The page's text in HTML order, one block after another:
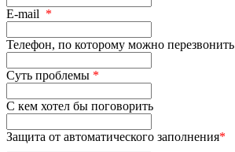
E-mail *
Телефон, по которому можно перезвонить
Суть проблемы *
С кем хотел бы поговорить
Защита от автоматического заполнения*